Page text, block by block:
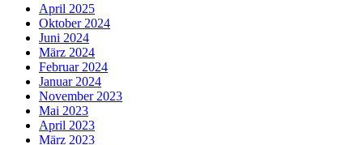
April 2025
Oktober 2024
Juni 2024
März 2024
Februar 2024
Januar 2024
November 2023
Mai 2023
April 2023
März 2023